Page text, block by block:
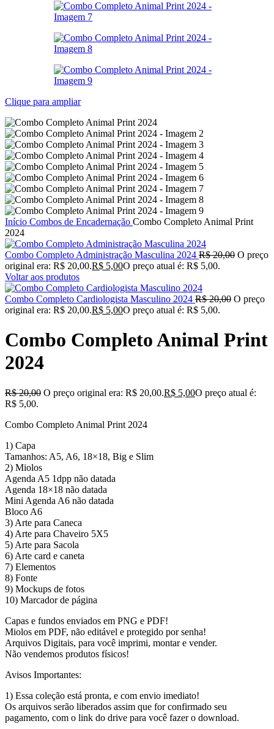
Clique para ampliar
Início Combos de Encadernação Combo Completo Animal Print
2024
Combo Completo Administração Masculina 2024 R$20,00 O preço
original era: R$ 20,00.R$ 5,00O preço atual é: R$ 5,00.
Voltar aos produtos
Combo Completo Cardiologista Masculino 2024 R$20,00 O preço
original era: R$ 20,00.R$ 5,00O preço atual é: R$ 5,00.
Combo Completo Animal Print
2024
R$20,00 O preço original era: R$ 20,00.R$ 5,00O preço atual é:
R$ 5,00.
Combo Completo Animal Print 2024
1) Capa
Tamanhos: A5, A6, 18×18, Big e Slim
2) Miolos
Agenda A5 1dpp não datada
Agenda 18×18 não datada
Mini Agenda A6 não datada
Bloco A6
3) Arte para Caneca
4) Arte para Chaveiro 5X5
5) Arte para Sacola
6) Arte card e caneta
7) Elementos
8) Fonte
9) Mockups de fotos
10) Marcador de página
Capas e fundos enviados em PNG e PDF!
Miolos em PDF, não editável e protegido por senha!
Arquivos Digitais, para você imprimi, montar e vender.
Não vendemos produtos físicos!
Avisos Importantes:
1) Essa coleção está pronta, e com envio imediato!
Os arquivos serão liberados assim que for confirmado seu
pagamento, com o link do drive para você fazer o download.